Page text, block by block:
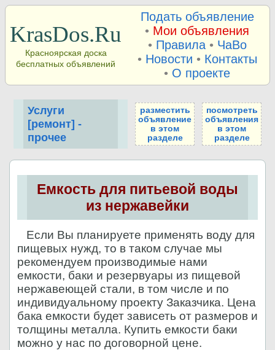
KrasDos.Ru
Красноярская доска
бесплатных объявлений
Подать объявление
• Мои объявления
• Правила• ЧаВо
• Новости • Контакты
• О проекте
Услуги
[ремонт] -
прочее
разместить
объявление
в этом
разделе
посмотреть
объявления
в этом
разделе
Емкость для питьевой воды
из нержавейки
Если Вы планируете применять воду для
пищевых нужд, то в таком случае мы
рекомендуем производимые нами
емкости, баки и резервуары из пищевой
нержавеющей стали, в том числе и по
индивидуальному проекту Заказчика. Цена
бака емкости будет зависеть от размеров и
толщины металла. Купить емкости баки
можно у нас по договорной цене.